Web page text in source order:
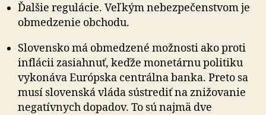
Ďalšie regulácie. Veľkým nebezpečenstvom je
obmedzenie obchodu.
Slovensko má obmedzené možnosti ako proti
inflácii zasiahnuť, keďže monetárnu politiku
vykonáva Európska centrálna banka. Preto sa
musí slovenská vláda sústrediť na znižovanie
negatívnych dopadov. To sú najmä dve